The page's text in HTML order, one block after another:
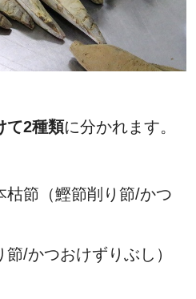
て2種類に分かれます。
枯節（鰹節削り節/かつ
節/かつおけずりぶし）